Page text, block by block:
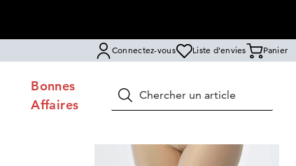
Connectez-vous Liste d'envies Panier
Bonnes
Affaires
Rechercher